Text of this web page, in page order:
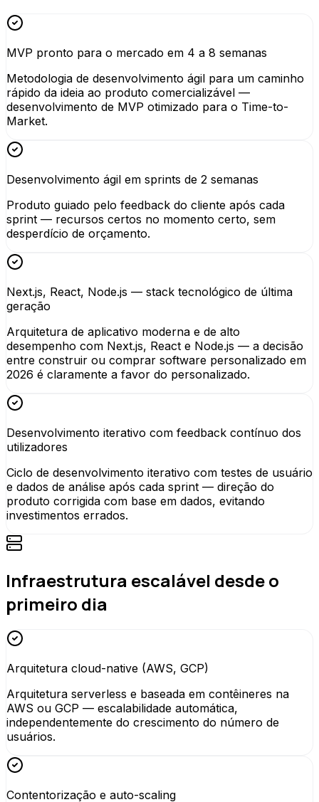
MVP pronto para o mercado em 4 a 8 semanas
Metodologia de desenvolvimento ágil para um caminho
rápido da ideia ao produto comercializável —
desenvolvimento de MVP otimizado para o Time-to-
Market.
Desenvolvimento ágil em sprints de 2 semanas
Produto guiado pelo feedback do cliente após cada
sprint — recursos certos no momento certo, sem
desperdício de orçamento.
Next.js, React, Node.js — stack tecnológico de última
geração
Arquitetura de aplicativo moderna e de alto
desempenho com Next.js, React e Node.js — a decisão
entre construir ou comprar software personalizado em
2026 é claramente a favor do personalizado.
Desenvolvimento iterativo com feedback contínuo dos
utilizadores
Ciclo de desenvolvimento iterativo com testes de usuário
e dados de análise após cada sprint — direção do
produto corrigida com base em dados, evitando
investimentos errados.
Infraestrutura escalável desde o
primeiro dia
Arquitetura cloud-native (AWS, GCP)
Arquitetura serverless e baseada em contêineres na
AWS ou GCP — escalabilidade automática,
independentemente do crescimento do número de
usuários.
Contentorização e auto-scaling